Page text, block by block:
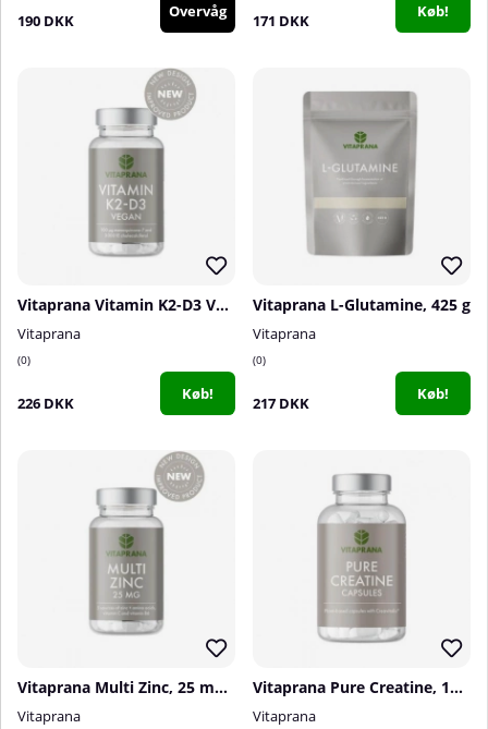
190 DKK Overvåg 171 DKK Køb!
Vitaprana Vitamin K2-D3 Vegan, 110 caps
Vitaprana
0
226 DKK Køb!
Vitaprana L-Glutamine, 425 g
Vitaprana
0
217 DKK Køb!
Vitaprana Multi Zinc, 25 mg, 110 caps
Vitaprana
Vitaprana Pure Creatine, 100 caps
Vitaprana